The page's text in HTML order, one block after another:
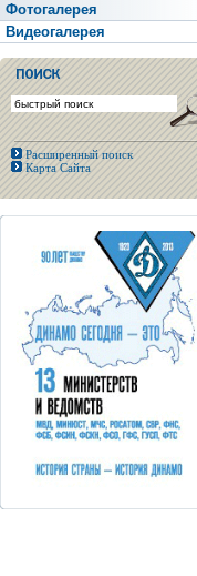
Фотогалерея
Видеогалерея
Расширенный поиск
Карта Сайта